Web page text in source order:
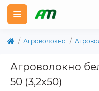
Агроволокно
Агроволокно
50 (3,2х50)